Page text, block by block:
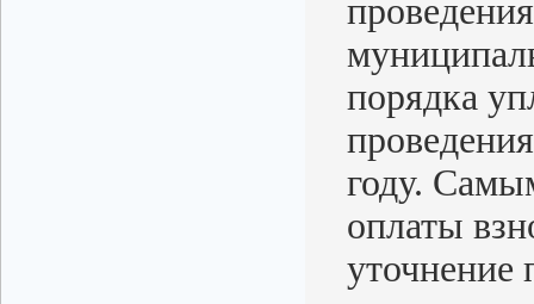
порядка
году.
оплаты
уточнение